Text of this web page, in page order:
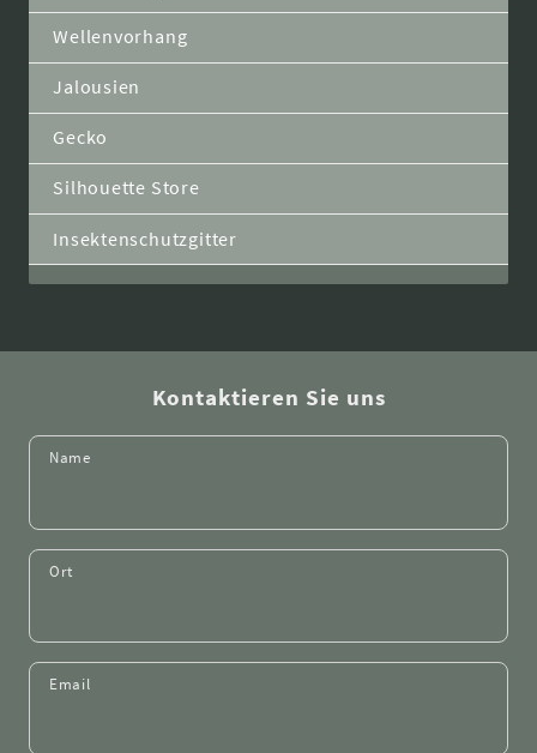
Wellenvorhang
Jalousien
Gecko
Silhouette Store
Insektenschutzgitter
Kontaktieren Sie uns
Name
Ort
Email